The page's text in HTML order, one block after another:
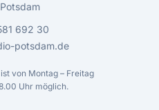
692 30
potsdam.de
von Montag – Freitag
Uhr möglich.